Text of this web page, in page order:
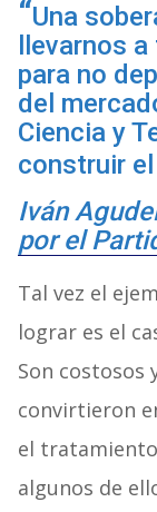
Una
llevarnos
para no
del
Ciencia y
construir
Iván
por el
Tal vez el
lograr es el
Son costosos
convirtieron
el
algunos de